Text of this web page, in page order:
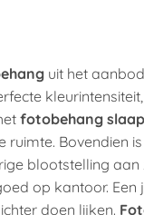
uit het
fotobehang
Bovendien
blootstelling
op kantoor.
doen lijken.